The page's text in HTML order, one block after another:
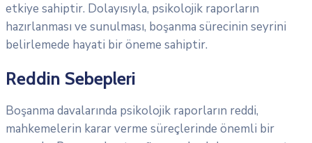
etkiye sahiptir. Dolayısıyla, psikolojik raporların
hazırlanması ve sunulması, boşanma sürecinin seyrini
belirlemede hayati bir öneme sahiptir.
Reddin Sebepleri
Boşanma davalarında psikolojik raporların reddi,
mahkemelerin karar verme süreçlerinde önemli bir